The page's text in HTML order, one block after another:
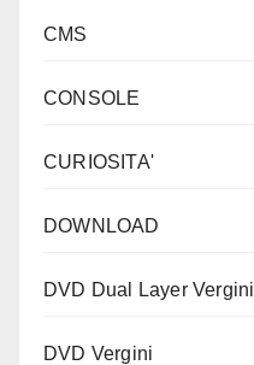
CMS
CONSOLE
CURIOSITA'
DOWNLOAD
DVD Dual Layer Vergini
DVD Vergini